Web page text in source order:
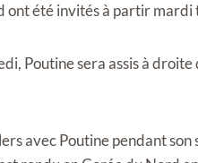
été invités à partir
Poutine sera assis à
avec Poutine pendant